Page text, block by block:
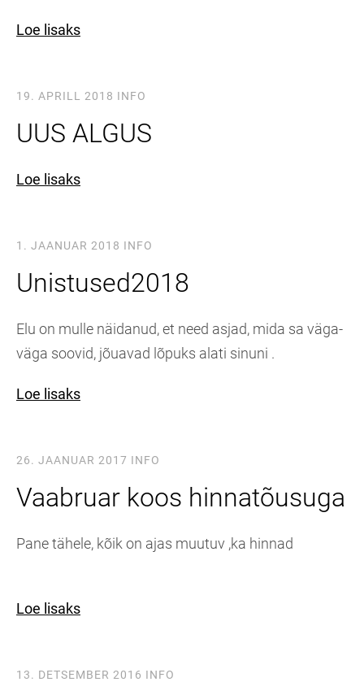
Loe lisaks
19. APRILL 2018 INFO
UUS ALGUS
Loe lisaks
1. JAANUAR 2018 INFO
Unistused2018
Elu on mulle näidanud, et need asjad, mida sa väga-
väga soovid, jõuavad lõpuks alati sinuni .
Loe lisaks
26. JAANUAR 2017 INFO
Vaabruar koos hinnatõusuga
Pane tähele, kõik on ajas muutuv ,ka hinnad
Loe lisaks
13. DETSEMBER 2016 INFO